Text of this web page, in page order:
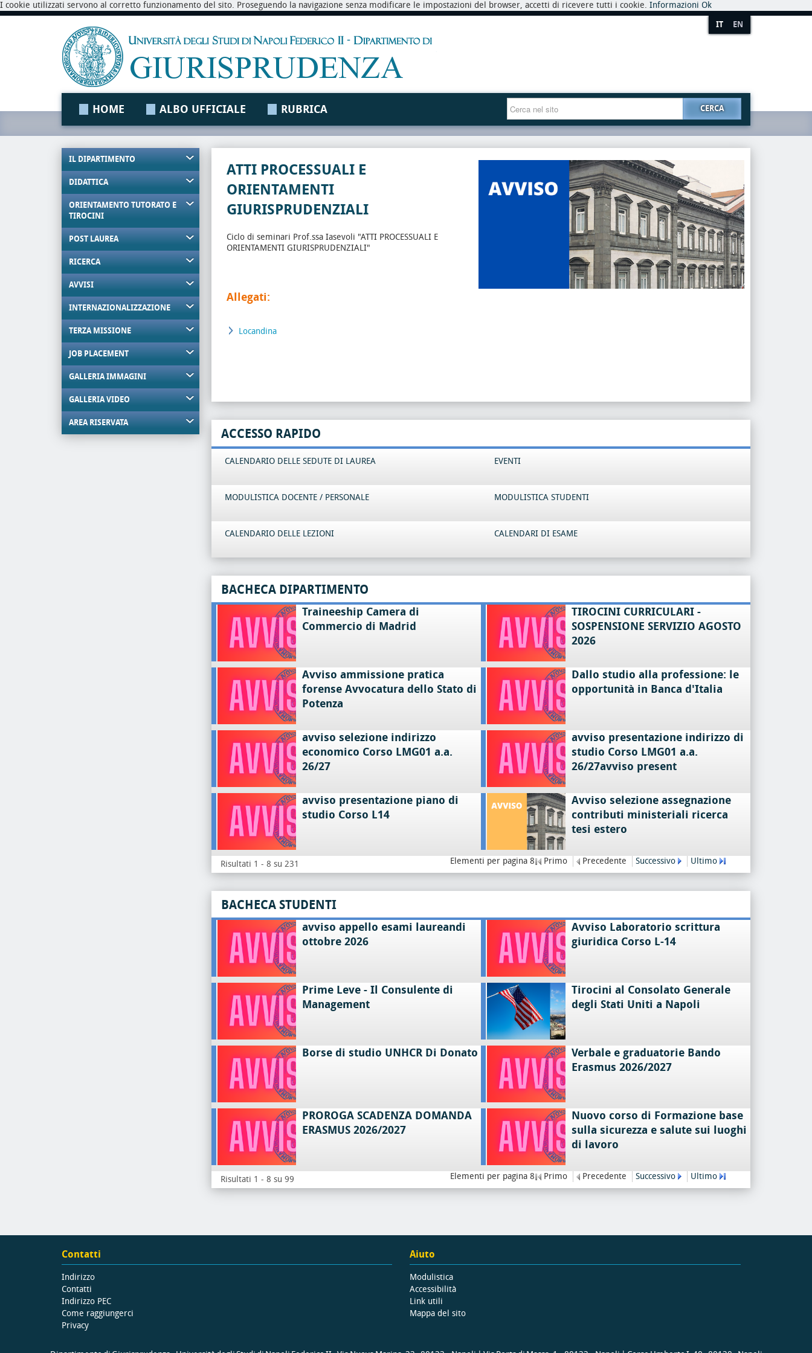
I cookie utilizzati servono al corretto funzionamento del sito. Proseguendo la navigazione senza modificare le impostazioni del browser, accetti di ricevere tutti i cookie. Informazioni Ok
IT EN
HOME ALBO UFFICIALE RUBRICA CERCA
IL DIPARTIMENTO
DIDATTICA
ORIENTAMENTO TUTORATO E
TIROCINI
POST LAUREA
RICERCA
AVVISI
INTERNAZIONALIZZAZIONE
TERZA MISSIONE
JOB PLACEMENT
GALLERIA IMMAGINI
GALLERIA VIDEO
AREA RISERVATA
ATTI PROCESSUALI E
ORIENTAMENTI
GIURISPRUDENZIALI
Ciclo di seminari Prof.ssa Iasevoli "ATTI PROCESSUALI E
ORIENTAMENTI GIURISPRUDENZIALI"
Allegati:
Locandina
ACCESSO RAPIDO
CALENDARIO DELLE SEDUTE DI LAUREA EVENTI
MODULISTICA DOCENTE / PERSONALE MODULISTICA STUDENTI
CALENDARIO DELLE LEZIONI CALENDARI DI ESAME
BACHECA DIPARTIMENTO
Traineeship Camera di
Commercio di Madrid
TIROCINI CURRICULARI -
SOSPENSIONE SERVIZIO AGOSTO
2026
Avviso ammissione pratica
forense Avvocatura dello Stato di
Potenza
Dallo studio alla professione: le
opportunità in Banca d'Italia
avviso selezione indirizzo
economico Corso LMG01 a.a.
26/27
avviso presentazione indirizzo di
studio Corso LMG01 a.a.
26/27avviso present
avviso presentazione piano di
studio Corso L14
Avviso selezione assegnazione
contributi ministeriali ricerca
tesi estero
Risultati 1 - 8 su 231 Elementi per pagina 8 Primo Precedente Successivo Ultimo
BACHECA STUDENTI
avviso appello esami laureandi
ottobre 2026
Avviso Laboratorio scrittura
giuridica Corso L-14
Prime Leve - Il Consulente di
Management
Tirocini al Consolato Generale
degli Stati Uniti a Napoli
Borse di studio UNHCR Di Donato
Verbale e graduatorie Bando
Erasmus 2026/2027
PROROGA SCADENZA DOMANDA
ERASMUS 2026/2027
Nuovo corso di Formazione base
sulla sicurezza e salute sui luoghi
di lavoro
Risultati 1 - 8 su 99 Elementi per pagina 8 Primo Precedente Successivo Ultimo
Contatti
Indirizzo
Contatti
Indirizzo PEC
Come raggiungerci
Privacy
Aiuto
Modulistica
Accessibilità
Link utili
Mappa del sito